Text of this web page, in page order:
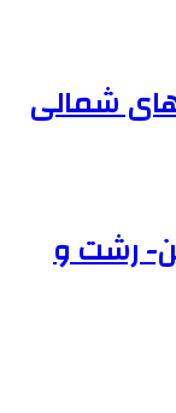
شمالی
رشت و